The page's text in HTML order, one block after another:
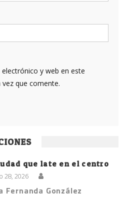
y web en este
que comente.
que late en el centro
28, 2026
Fernanda González